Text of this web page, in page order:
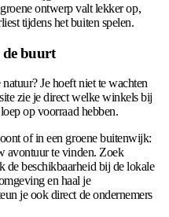
ontwerp valt lekker op,
tijdens het buiten spelen.
de buurt
Je hoeft niet te wachten
zie je direct welke winkels bij
op voorraad hebben.
of in een groene buitenwijk:
avontuur te vinden. Zoek
de beschikbaarheid bij de lokale
en haal je
je ook direct de ondernemers